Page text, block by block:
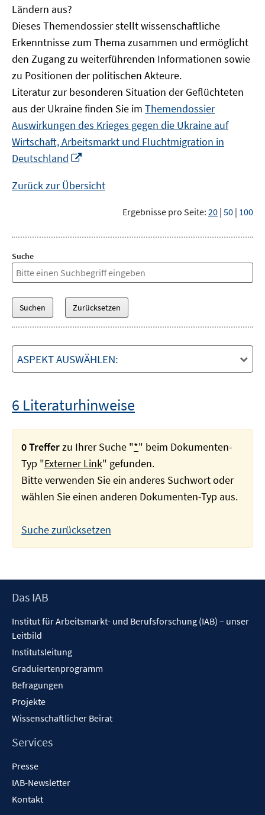
Ländern aus?
Dieses Themendossier stellt wissenschaftliche
Erkenntnisse zum Thema zusammen und ermöglicht
den Zugang zu weiterführenden Informationen sowie
zu Positionen der politischen Akteure.
Literatur zur besonderen Situation der Geflüchteten
aus der Ukraine finden Sie im Themendossier
Auswirkungen des Krieges gegen die Ukraine auf
Wirtschaft, Arbeitsmarkt und Fluchtmigration in
Deutschland
Fenster
Zurück zur Übersicht
Ergebnisse pro Seite: 20 | 50 | 100
Suche
ASPEKT AUSWÄHLEN:
6 Literaturhinweise
0 Trefferzu Ihrer Suche "*" beim Dokumenten-
Typ "Externer Link" gefunden.
Bitte verwenden Sie ein anderes Suchwort oder
wählen Sie einen anderen Dokumenten-Typ aus.
Suche zurücksetzen
Footer
Das IAB
Institut für Arbeitsmarkt- und Berufsforschung (IAB) – unser
Leitbild
Institutsleitung
Graduiertenprogramm
Befragungen
Projekte
Wissenschaftlicher Beirat
Services
Presse
IAB-Newsletter
Kontakt